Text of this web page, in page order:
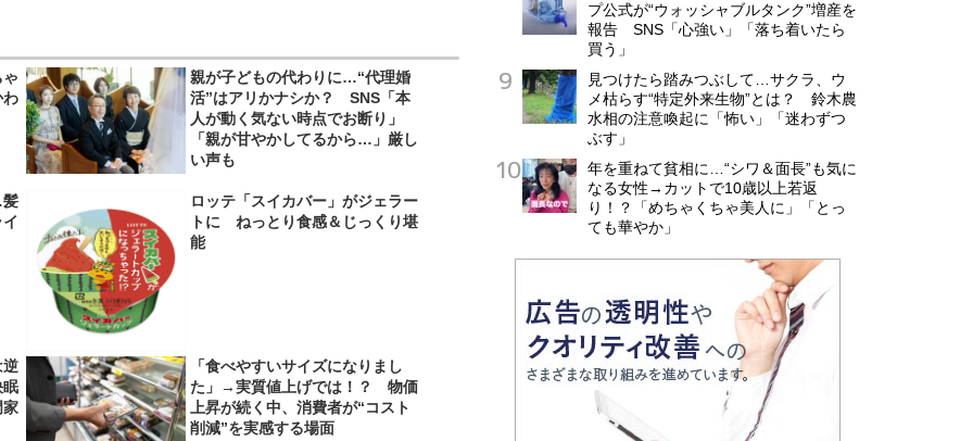
わ
親が子どもの代わりに…“代理婚
活”はアリかナシか？ SNS「本
人が動く気ない時点でお断り」
「親が甘やかしてるから…」厳し
い声も
髪
ロッテ「スイカバー」がジェラー
トに ねっとり食感＆じっくり堪
能
逆
家
「食べやすいサイズになりまし
た」→実質値上げでは！？ 物価
上昇が続く中、消費者が“コスト
削減”を実感する場面
プ公式が“ウォッシャブルタンク”増産を
報告 SNS「心強い」「落ち着いたら
買う」
見つけたら踏みつぶして…サクラ、ウ
メ枯らす“特定外来生物”とは？ 鈴木農
水相の注意喚起に「怖い」「迷わずつ
ぶす」
年を重ねて貧相に…“シワ＆面長”も気に
なる女性→カットで10歳以上若返
り！？「めちゃくちゃ美人に」「とっ
ても華やか」